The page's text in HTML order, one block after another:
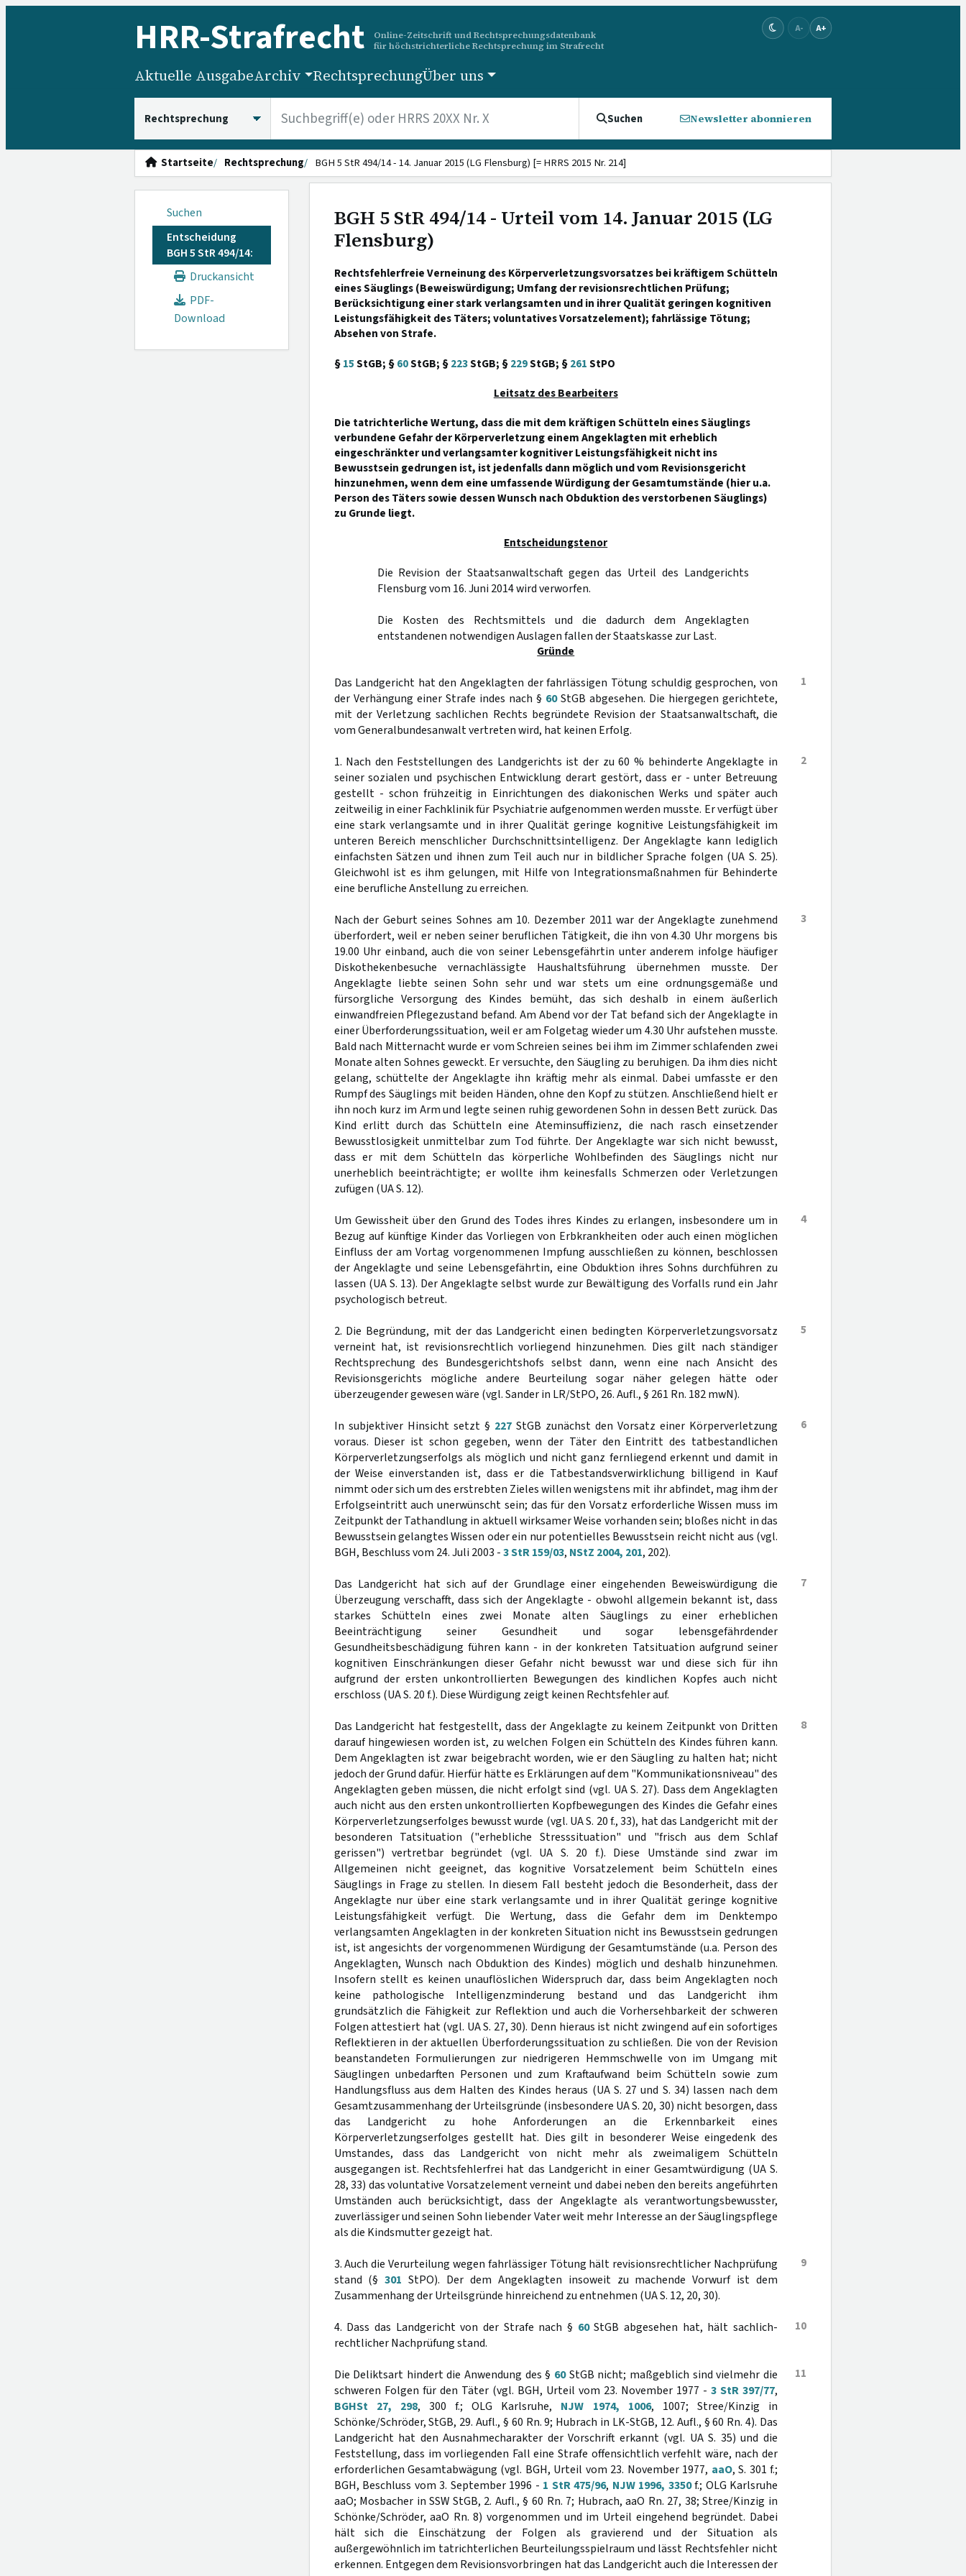
HRR-Strafrecht
Online-Zeitschrift und Rechtsprechungsdatenbank
für höchstrichterliche Rechtsprechung im Strafrecht
A- A+
Aktuelle AusgabeArchiv RechtsprechungÜber uns
Suchen Newsletter abonnieren
Startseite Rechtsprechung BGH 5 StR 494/14 - 14. Januar 2015 (LG Flensburg) [= HRRS 2015 Nr. 214]
Suchen
Entscheidung
BGH 5 StR 494/14:
Druckansicht
PDF-
Download
BGH 5 StR 494/14 - Urteil vom 14. Januar 2015 (LG
Flensburg)
Rechtsfehlerfreie Verneinung des Körperverletzungsvorsatzes bei kräftigem Schütteln
eines Säuglings (Beweiswürdigung; Umfang der revisionsrechtlichen Prüfung;
Berücksichtigung einer stark verlangsamten und in ihrer Qualität geringen kognitiven
Leistungsfähigkeit des Täters; voluntatives Vorsatzelement); fahrlässige Tötung;
Absehen von Strafe.
§15StGB; §60StGB; §223StGB; §229StGB; §261StPO
Leitsatz des Bearbeiters
Die tatrichterliche Wertung, dass die mit dem kräftigen Schütteln eines Säuglings
verbundene Gefahr der Körperverletzung einem Angeklagten mit erheblich
eingeschränkter und verlangsamter kognitiver Leistungsfähigkeit nicht ins
Bewusstsein gedrungen ist, ist jedenfalls dann möglich und vom Revisionsgericht
hinzunehmen, wenn dem eine umfassende Würdigung der Gesamtumstände (hier u.a.
Person des Täters sowie dessen Wunsch nach Obduktion des verstorbenen Säuglings)
zu Grunde liegt.
Entscheidungstenor
Die Revision der Staatsanwaltschaft gegen das Urteil des Landgerichts
Flensburg vom 16. Juni 2014 wird verworfen.
Die Kosten des Rechtsmittels und die dadurch dem Angeklagten
entstandenen notwendigen Auslagen fallen der Staatskasse zur Last.
Gründe
1
Das Landgericht hat den Angeklagten der fahrlässigen Tötung schuldig gesprochen, von
der Verhängung einer Strafe indes nach § 60StGB abgesehen. Die hiergegen gerichtete,
mit der Verletzung sachlichen Rechts begründete Revision der Staatsanwaltschaft, die
vom Generalbundesanwalt vertreten wird, hat keinen Erfolg.
2
1. Nach den Feststellungen des Landgerichts ist der zu 60 % behinderte Angeklagte in
seiner sozialen und psychischen Entwicklung derart gestört, dass er - unter Betreuung
gestellt - schon frühzeitig in Einrichtungen des diakonischen Werks und später auch
zeitweilig in einer Fachklinik für Psychiatrie aufgenommen werden musste. Er verfügt über
eine stark verlangsamte und in ihrer Qualität geringe kognitive Leistungsfähigkeit im
unteren Bereich menschlicher Durchschnittsintelligenz. Der Angeklagte kann lediglich
einfachsten Sätzen und ihnen zum Teil auch nur in bildlicher Sprache folgen (UA S. 25).
Gleichwohl ist es ihm gelungen, mit Hilfe von Integrationsmaßnahmen für Behinderte
eine berufliche Anstellung zu erreichen.
3
Nach der Geburt seines Sohnes am 10. Dezember 2011 war der Angeklagte zunehmend
überfordert, weil er neben seiner beruflichen Tätigkeit, die ihn von 4.30 Uhr morgens bis
19.00 Uhr einband, auch die von seiner Lebensgefährtin unter anderem infolge häufiger
Diskothekenbesuche vernachlässigte Haushaltsführung übernehmen musste. Der
Angeklagte liebte seinen Sohn sehr und war stets um eine ordnungsgemäße und
fürsorgliche Versorgung des Kindes bemüht, das sich deshalb in einem äußerlich
einwandfreien Pflegezustand befand. Am Abend vor der Tat befand sich der Angeklagte in
einer Überforderungssituation, weil er am Folgetag wieder um 4.30 Uhr aufstehen musste.
Bald nach Mitternacht wurde er vom Schreien seines bei ihm im Zimmer schlafenden zwei
Monate alten Sohnes geweckt. Er versuchte, den Säugling zu beruhigen. Da ihm dies nicht
gelang, schüttelte der Angeklagte ihn kräftig mehr als einmal. Dabei umfasste er den
Rumpf des Säuglings mit beiden Händen, ohne den Kopf zu stützen. Anschließend hielt er
ihn noch kurz im Arm und legte seinen ruhig gewordenen Sohn in dessen Bett zurück. Das
Kind erlitt durch das Schütteln eine Ateminsuffizienz, die nach rasch einsetzender
Bewusstlosigkeit unmittelbar zum Tod führte. Der Angeklagte war sich nicht bewusst,
dass er mit dem Schütteln das körperliche Wohlbefinden des Säuglings nicht nur
unerheblich beeinträchtigte; er wollte ihm keinesfalls Schmerzen oder Verletzungen
zufügen (UA S. 12).
4
Um Gewissheit über den Grund des Todes ihres Kindes zu erlangen, insbesondere um in
Bezug auf künftige Kinder das Vorliegen von Erbkrankheiten oder auch einen möglichen
Einfluss der am Vortag vorgenommenen Impfung ausschließen zu können, beschlossen
der Angeklagte und seine Lebensgefährtin, eine Obduktion ihres Sohns durchführen zu
lassen (UA S. 13). Der Angeklagte selbst wurde zur Bewältigung des Vorfalls rund ein Jahr
psychologisch betreut.
5
2. Die Begründung, mit der das Landgericht einen bedingten Körperverletzungsvorsatz
verneint hat, ist revisionsrechtlich vorliegend hinzunehmen. Dies gilt nach ständiger
Rechtsprechung des Bundesgerichtshofs selbst dann, wenn eine nach Ansicht des
Revisionsgerichts mögliche andere Beurteilung sogar näher gelegen hätte oder
überzeugender gewesen wäre (vgl. Sander in LR/StPO, 26. Aufl., § 261 Rn. 182 mwN).
6
In subjektiver Hinsicht setzt § 227StGB zunächst den Vorsatz einer Körperverletzung
voraus. Dieser ist schon gegeben, wenn der Täter den Eintritt des tatbestandlichen
Körperverletzungserfolgs als möglich und nicht ganz fernliegend erkennt und damit in
der Weise einverstanden ist, dass er die Tatbestandsverwirklichung billigend in Kauf
nimmt oder sich um des erstrebten Zieles willen wenigstens mit ihr abfindet, mag ihm der
Erfolgseintritt auch unerwünscht sein; das für den Vorsatz erforderliche Wissen muss im
Zeitpunkt der Tathandlung in aktuell wirksamer Weise vorhanden sein; bloßes nicht in das
Bewusstsein gelangtes Wissen oder ein nur potentielles Bewusstsein reicht nicht aus (vgl.
BGH, Beschluss vom 24. Juli 2003 -3 StR 159/03, NStZ 2004, 201, 202).
7
Das Landgericht hat sich auf der Grundlage einer eingehenden Beweiswürdigung die
Überzeugung verschafft, dass sich der Angeklagte - obwohl allgemein bekannt ist, dass
starkes Schütteln eines zwei Monate alten Säuglings zu einer erheblichen
Beeinträchtigung seiner Gesundheit und sogar lebensgefährdender
Gesundheitsbeschädigung führen kann - in der konkreten Tatsituation aufgrund seiner
kognitiven Einschränkungen dieser Gefahr nicht bewusst war und diese sich für ihn
aufgrund der ersten unkontrollierten Bewegungen des kindlichen Kopfes auch nicht
erschloss (UA S. 20 f.). Diese Würdigung zeigt keinen Rechtsfehler auf.
8
Das Landgericht hat festgestellt, dass der Angeklagte zu keinem Zeitpunkt von Dritten
darauf hingewiesen worden ist, zu welchen Folgen ein Schütteln des Kindes führen kann.
Dem Angeklagten ist zwar beigebracht worden, wie er den Säugling zu halten hat; nicht
jedoch der Grund dafür. Hierfür hätte es Erklärungen auf dem "Kommunikationsniveau" des
Angeklagten geben müssen, die nicht erfolgt sind (vgl. UA S. 27). Dass dem Angeklagten
auch nicht aus den ersten unkontrollierten Kopfbewegungen des Kindes die Gefahr eines
Körperverletzungserfolges bewusst wurde (vgl. UA S. 20 f., 33), hat das Landgericht mit der
besonderen Tatsituation ("erhebliche Stresssituation" und "frisch aus dem Schlaf
gerissen") vertretbar begründet (vgl. UA S. 20 f.). Diese Umstände sind zwar im
Allgemeinen nicht geeignet, das kognitive Vorsatzelement beim Schütteln eines
Säuglings in Frage zu stellen. In diesem Fall besteht jedoch die Besonderheit, dass der
Angeklagte nur über eine stark verlangsamte und in ihrer Qualität geringe kognitive
Leistungsfähigkeit verfügt. Die Wertung, dass die Gefahr dem im Denktempo
verlangsamten Angeklagten in der konkreten Situation nicht ins Bewusstsein gedrungen
ist, ist angesichts der vorgenommenen Würdigung der Gesamtumstände (u.a. Person des
Angeklagten, Wunsch nach Obduktion des Kindes) möglich und deshalb hinzunehmen.
Insofern stellt es keinen unauflöslichen Widerspruch dar, dass beim Angeklagten noch
keine pathologische Intelligenzminderung bestand und das Landgericht ihm
grundsätzlich die Fähigkeit zur Reflektion und auch die Vorhersehbarkeit der schweren
Folgen attestiert hat (vgl. UA S. 27, 30). Denn hieraus ist nicht zwingend auf ein sofortiges
Reflektieren in der aktuellen Überforderungssituation zu schließen. Die von der Revision
beanstandeten Formulierungen zur niedrigeren Hemmschwelle von im Umgang mit
Säuglingen unbedarften Personen und zum Kraftaufwand beim Schütteln sowie zum
Handlungsfluss aus dem Halten des Kindes heraus (UA S. 27 und S. 34) lassen nach dem
Gesamtzusammenhang der Urteilsgründe (insbesondere UA S. 20, 30) nicht besorgen, dass
das Landgericht zu hohe Anforderungen an die Erkennbarkeit eines
Körperverletzungserfolges gestellt hat. Dies gilt in besonderer Weise eingedenk des
Umstandes, dass das Landgericht von nicht mehr als zweimaligem Schütteln
ausgegangen ist. Rechtsfehlerfrei hat das Landgericht in einer Gesamtwürdigung (UA S.
28, 33) das voluntative Vorsatzelement verneint und dabei neben den bereits angeführten
Umständen auch berücksichtigt, dass der Angeklagte als verantwortungsbewusster,
zuverlässiger und seinen Sohn liebender Vater weit mehr Interesse an der Säuglingspflege
als die Kindsmutter gezeigt hat.
9
3. Auch die Verurteilung wegen fahrlässiger Tötung hält revisionsrechtlicher Nachprüfung
stand (§301 StPO). Der dem Angeklagten insoweit zu machende Vorwurf ist dem
Zusammenhang der Urteilsgründe hinreichend zu entnehmen (UA S. 12, 20, 30).
10
4. Dass das Landgericht von der Strafe nach § 60StGB abgesehen hat, hält sachlich-
rechtlicher Nachprüfung stand.
11
Die Deliktsart hindert die Anwendung des § 60StGB nicht; maßgeblich sind vielmehr die
schweren Folgen für den Täter (vgl. BGH, Urteil vom 23. November 1977 - 3 StR 397/77,
BGHSt 27, 298, 300 f.; OLG Karlsruhe, NJW 1974, 1006, 1007; Stree/Kinzig in
Schönke/Schröder, StGB, 29. Aufl., § 60 Rn. 9; Hubrach in LK-StGB, 12. Aufl., § 60 Rn. 4). Das
Landgericht hat den Ausnahmecharakter der Vorschrift erkannt (vgl. UA S. 35) und die
Feststellung, dass im vorliegenden Fall eine Strafe offensichtlich verfehlt wäre, nach der
erforderlichen Gesamtabwägung (vgl. BGH, Urteil vom 23. November 1977, aaO, S. 301 f.;
BGH, Beschluss vom 3. September 1996 - 1 StR 475/96, NJW 1996, 3350f.; OLG Karlsruhe
aaO; Mosbacher in SSW StGB, 2. Aufl., § 60 Rn. 7; Hubrach, aaO Rn. 27, 38; Stree/Kinzig in
Schönke/Schröder, aaO Rn. 8) vorgenommen und im Urteil eingehend begründet. Dabei
hält sich die Einschätzung der Folgen als gravierend und der Situation als
außergewöhnlich im tatrichterlichen Beurteilungsspielraum und lässt Rechtsfehler nicht
erkennen. Entgegen dem Revisionsvorbringen hat das Landgericht auch die Interessen der